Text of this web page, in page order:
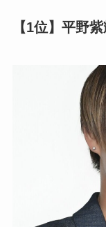
【1位】平野